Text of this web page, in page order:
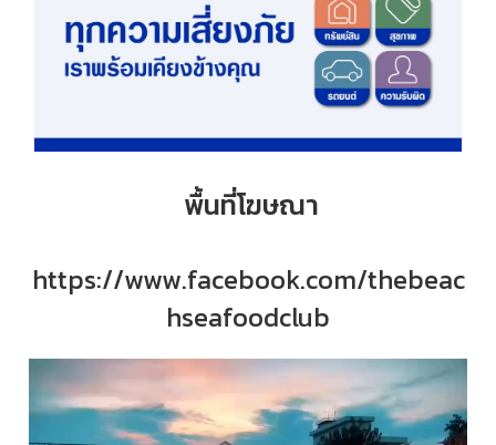
พื้นที่โฆษณา
https://www.facebook.com/thebeac
hseafoodclub